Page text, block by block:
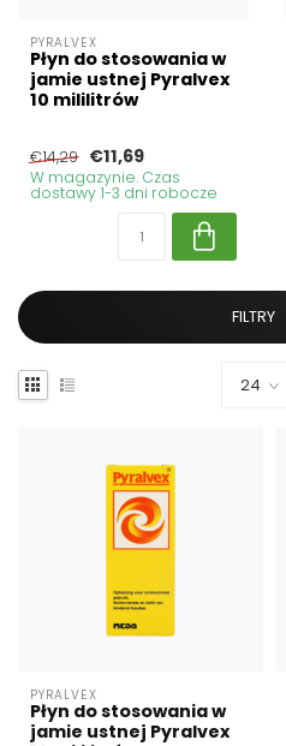
PYRALVEX
Płyn do stosowania w
jamie ustnej Pyralvex
10 mililitrów
€14,29 €11,69
W magazynie. Czas
dostawy 1-3 dni robocze
FILTRY
PYRALVEX
Płyn do stosowania w
jamie ustnej Pyralvex